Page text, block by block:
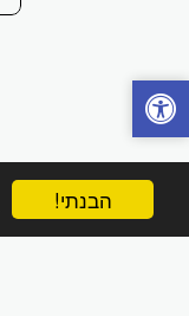
הבנתי!